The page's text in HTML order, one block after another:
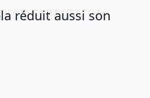
réduit aussi son